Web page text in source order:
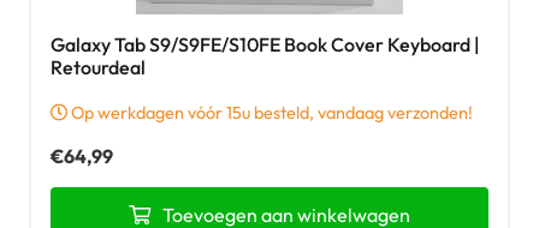
Galaxy Tab S9/S9FE/S10FE Book Cover Keyboard |
Retourdeal
Op werkdagen vóór 15u besteld, vandaag verzonden!
€64,99
Toevoegen aan winkelwagen